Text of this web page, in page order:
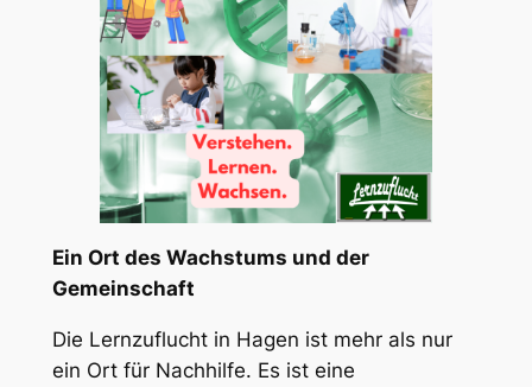
Ein Ort des Wachstums und der
Gemeinschaft
Die Lernzuflucht in Hagen ist mehr als nur
ein Ort für Nachhilfe. Es ist eine